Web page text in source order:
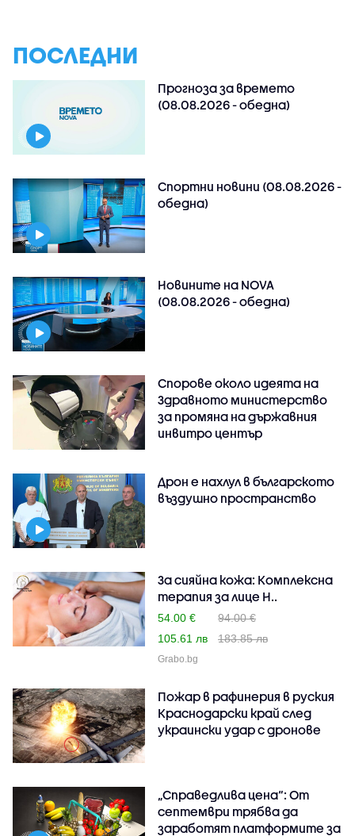
ПОСЛЕДНИ
Прогноза за времето
(08.08.2026 - обедна)
Спортни новини (08.08.2026 -
обедна)
Новините на NOVA
(08.08.2026 - обедна)
Спорове около идеята на
Здравното министерство
за промяна на държавния
инвитро център
Дрон е нахлул в българското
въздушно пространство
За сияйна кожа: Комплексна
терапия за лице H..
54.00 €
94.00 €
105.61 лв
183.85 лв
Grabo.bg
Пожар в рафинерия в руския
Краснодарски край след
украински удар с дронове
„Справедлива цена“: От
септември трябва да
заработят платформите за